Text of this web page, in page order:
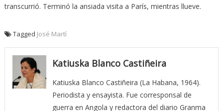
transcurrió. Terminó la ansiada visita a París, mientras llueve.
Tagged José Martí
Katiuska Blanco Castiñeira
Katiuska Blanco Castiñeira (La Habana, 1964).
Periodista y ensayista. Fue corresponsal de
guerra en Angola y redactora del diario Granma